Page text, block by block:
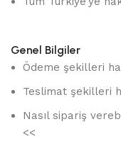
Genel Bilgiler
Ödeme şekilleri
Teslimat şekilleri
Nasıl sipariş
<<